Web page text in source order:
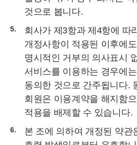
것으로 봅니다.
5.
회사가 제3항과 제4항에 따
개정사항이 적용된 이후에
명시적인 거부의 의사표시
서비스를 이용하는 경우에
동의한 것으로 간주됩니다.
회원은 이용계약을 해지함
적용을 배제할 수 있습니다.
6.
본 조에 의하여 개정된 약관